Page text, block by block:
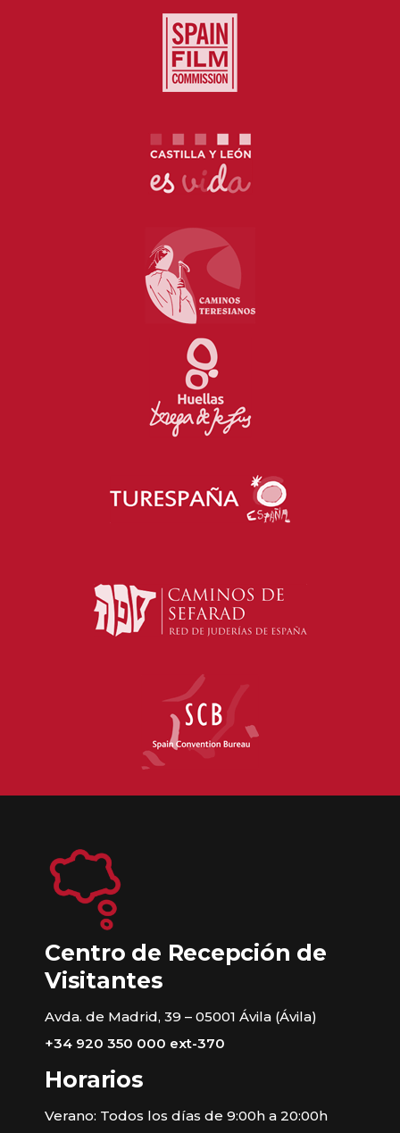
Centro de Recepción de
Visitantes
Avda. de Madrid, 39 – 05001 Ávila (Ávila)
+34 920 350 000 ext-370
Horarios
Verano: Todos los días de 9:00h a 20:00h